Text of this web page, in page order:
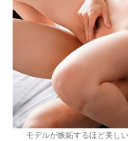
モデルが嫉妬するほど美し